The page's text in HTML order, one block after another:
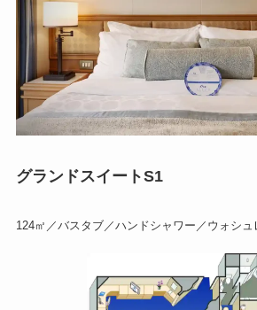
グランドスイートS1
124㎡／バスタブ／ハンドシャワー／ウォシュ